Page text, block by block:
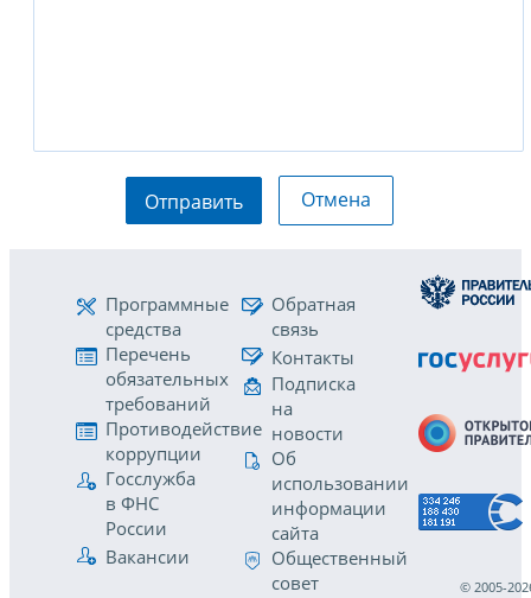
Отправить Отмена
Программные
средства
Перечень
обязательных
требований
Противодействие
коррупции
Госслужба
в ФНС
России
Вакансии
Обратная
связь
Контакты
Подписка
на
новости
Об
использовании
информации
сайта
Общественный
совет
© 2005-